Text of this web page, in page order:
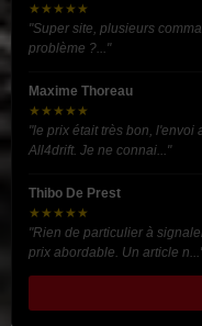
★★★★★
"Super site, plusieurs
problème ?..."
Maxime Thoreau
★★★★★
"le prix était très bon, l'envoi
All4drift. Je ne connai..."
Thibo De Prest
★★★★★
"Rien de particulier à
prix abordable. Un article